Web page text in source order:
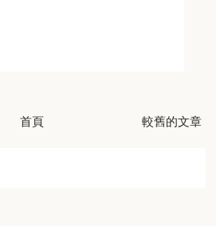
較舊的文章
首頁